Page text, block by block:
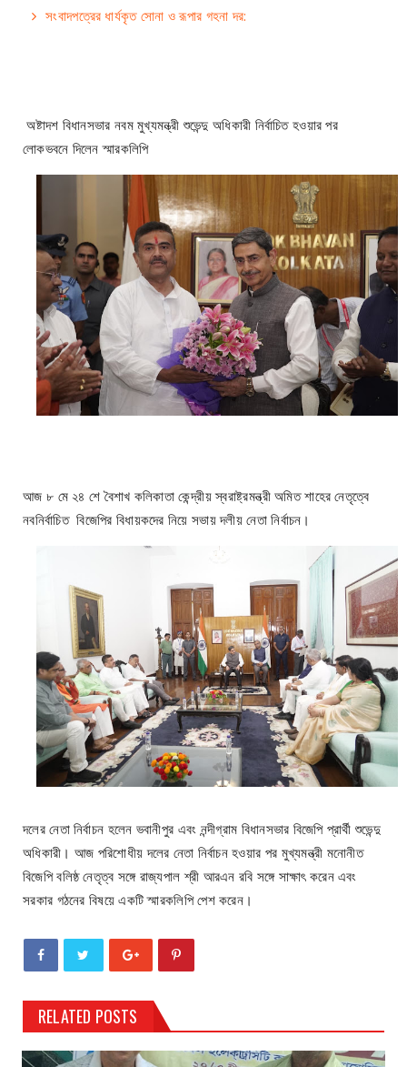
সংবাদপত্রের ধার্যকৃত সোনা ও রূপার গহনা দর:
অষ্টাদশ বিধানসভার নবম মুখ্যমন্ত্রী শুভেন্দু অধিকারী নির্বাচিত হওয়ার পর
লোকভবনে দিলেন স্মারকলিপি
আজ ৮ মে ২৪ শে বৈশাখ কলিকাতা কেন্দ্রীয় স্বরাষ্ট্রমন্ত্রী অমিত শাহের নেতৃত্বে
নবনির্বাচিত বিজেপির বিধায়কদের নিয়ে সভায় দলীয় নেতা নির্বাচন।
দলের নেতা নির্বাচন হলেন ভবানীপুর এবং নন্দীগ্রাম বিধানসভার বিজেপি প্রার্থী শুভেন্দু
অধিকারী। আজ পরিশোধীয় দলের নেতা নির্বাচন হওয়ার পর মুখ্যমন্ত্রী মনোনীত
বিজেপি বলিষ্ঠ নেতৃত্ব সঙ্গে রাজ্যপাল শ্রী আরএন রবি সঙ্গে সাক্ষাৎ করেন এবং
সরকার গঠনের বিষয়ে একটি স্মারকলিপি পেশ করেন।
RELATED POSTS